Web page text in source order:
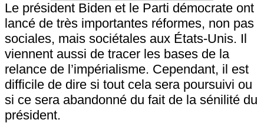
Le président Biden et le Parti démocrate ont
lancé de très importantes réformes, non pas
sociales, mais sociétales aux États-Unis. Il
viennent aussi de tracer les bases de la
relance de l’impérialisme. Cependant, il est
difficile de dire si tout cela sera poursuivi ou
si ce sera abandonné du fait de la sénilité du
président.